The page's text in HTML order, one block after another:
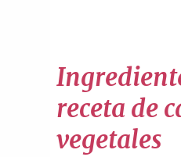
receta de
vegetales